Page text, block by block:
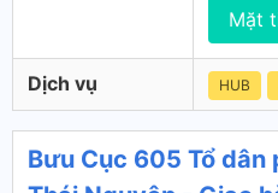
Mặt
Dịch vụ HUB
Bưu Cục 605 Tổ dân